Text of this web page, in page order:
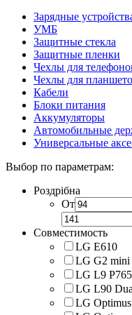
Зарядные
УМБ
Защитные стекла
Защитные пленки
Чехлы для
Чехлы для
Кабели
Блоки питания
Аккумуляторы
Автомобильные
Универсальные
Выбор по параметрам:
Роздрібна
От
Совместимость
LG E610
LG G2 mini
LG L9 P765
LG L90
LG